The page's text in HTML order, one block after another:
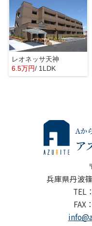
レオネッサ天神
6.5万円/ 1LDK
兵庫県丹波
TEL
FAX